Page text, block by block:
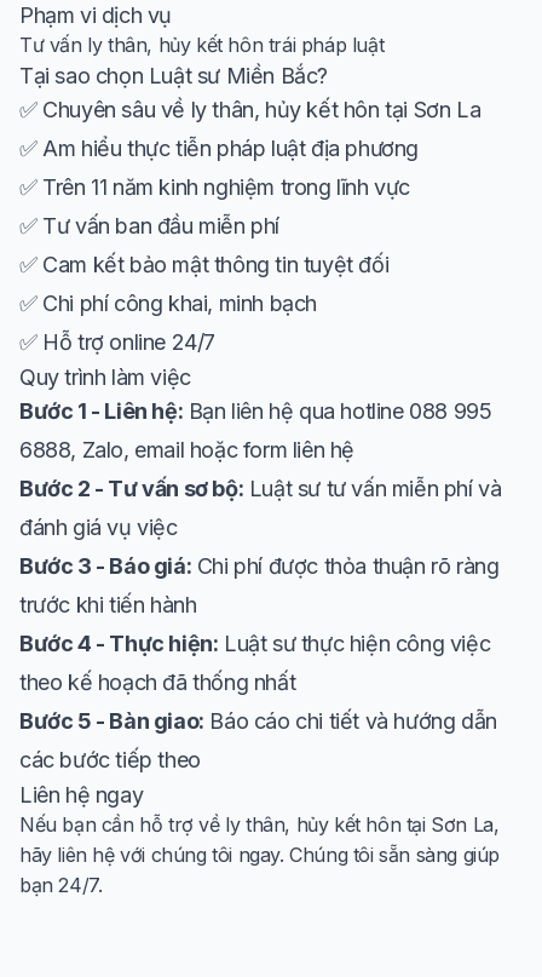
Phạm vi dịch vụ
Tư vấn ly thân, hủy kết hôn trái pháp luật
Tại sao chọn Luật sư Miền Bắc?
✅ Chuyên sâu về ly thân, hủy kết hôn tại Sơn La
✅ Am hiểu thực tiễn pháp luật địa phương
✅ Trên 11 năm kinh nghiệm trong lĩnh vực
✅ Tư vấn ban đầu miễn phí
✅ Cam kết bảo mật thông tin tuyệt đối
✅ Chi phí công khai, minh bạch
✅ Hỗ trợ online 24/7
Quy trình làm việc
Bước 1 - Liên hệ: Bạn liên hệ qua hotline 088 995
6888, Zalo, email hoặc form liên hệ
Bước 2 - Tư vấn sơ bộ: Luật sư tư vấn miễn phí và
đánh giá vụ việc
Bước 3 - Báo giá: Chi phí được thỏa thuận rõ ràng
trước khi tiến hành
Bước 4 - Thực hiện: Luật sư thực hiện công việc
theo kế hoạch đã thống nhất
Bước 5 - Bàn giao: Báo cáo chi tiết và hướng dẫn
các bước tiếp theo
Liên hệ ngay
Nếu bạn cần hỗ trợ về ly thân, hủy kết hôn tại Sơn La,
hãy liên hệ với chúng tôi ngay. Chúng tôi sẵn sàng giúp
bạn 24/7.